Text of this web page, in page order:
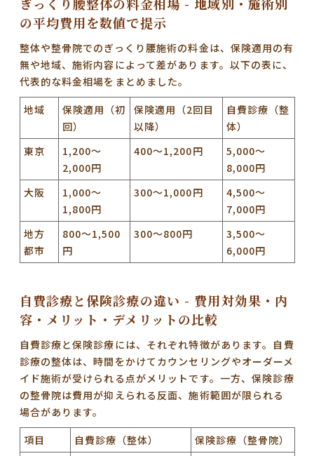
の平均費用を数値で提示
整体や整骨院でのぎっくり腰施術の料金は、保険適用の有
無や地域、施術内容によって差があります。以下の表に、
代表的な料金相場をまとめました。
地域
保険適用（初
回）
保険適用（2回目
以降）
自費診療（整
体）
東京
1,200～
2,000円
400～1,200円
5,000～
8,000円
大阪
1,000～
1,800円
300～1,000円
4,500～
7,000円
地方
都市
800～1,500
円
300～800円
3,500～
6,000円
自費診療と保険診療の違い - 費用対効果・内
容・メリット・デメリットの比較
自費診療と保険診療には、それぞれ特徴があります。 自費
診療の整体は、時間をかけてカウンセリングやオーダーメ
イド施術が受けられる点がメリットです。 一方、保険診療
の整骨院は費用が抑えられる反面、施術範囲が限られる
場合があります。
項目
自費診療（整体）
保険診療（整骨院）